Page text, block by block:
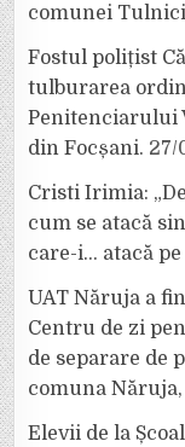
comunei
Fostul polițist
tulburarea
Penitenciarului
din Focșani. 27/
Cristi Irimia:
cum se atacă
care-i… atacă
UAT Năruja a
Centru de zi
de separare de
comuna
Elevii de la